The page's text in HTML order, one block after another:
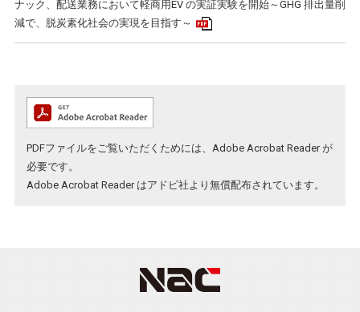
ナック、配送業務において軽商用EV の実証実験を開始～GHG 排出量削
減で、脱炭素化社会の実現を目指す～
PDFファイルをご覧いただくためには、Adobe Acrobat Reader が
必要です。
Adobe Acrobat Readerはアドビ社より無償配布されています。